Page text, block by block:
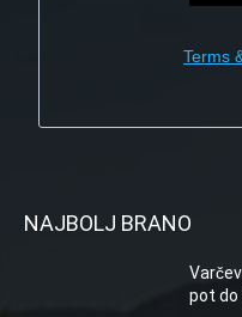
Terms
NAJBOLJ BRANO
pot do